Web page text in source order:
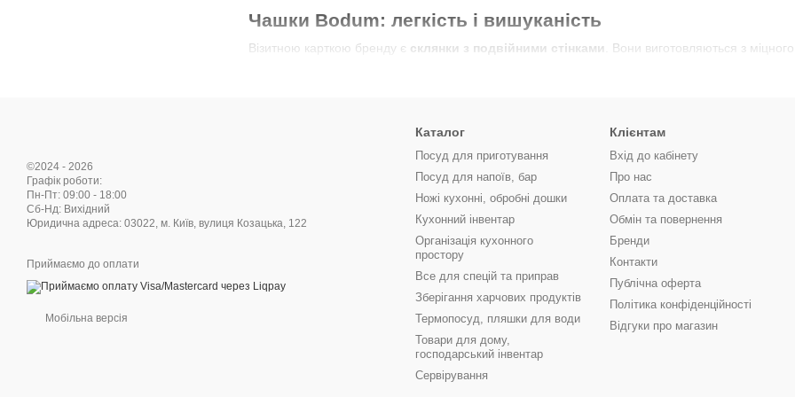
Чашки Bodum: легкість і вишуканість
Візитною карткою бренду є склянки з подвійними стінками
. Вони виготовляються з
— прозоре скло дозволяє бачити напій, що особливо ефектно під час
— попри міцність, склянки напрочуд легкі та зручні у використанні.
Bodum випускає чашки різних об’ємів: від мініатюрних для еспресо до великих для
уподобань.
Термосклянки Bodum: ідеальні супутники у місті
Активний ритм життя потребує практичних рішень. Саме тому бренд розробив серію
собою — в офіс, дорогу чи на прогулянку.
— напій довго зберігає температуру, незалежно від того,
— зручно тримати в руці, посуд не ковзає й підходить для
©2024 - 2026
Графік роботи:
Пн-Пт: 09:00 - 18:00
Cб-Нд: Вихідний
Юридична адреса: 03022, м. Київ, вулиця Козацька, 122
Приймаємо до оплати
Мобільна версія
Каталог
Посуд для приготування
Посуд для напоїв, бар
Ножі кухонні, обробні дошки
Кухонний інвентар
Організація кухонного
простору
Все для спецій та приправ
Зберігання харчових продуктів
Термопосуд, пляшки для води
Товари для дому,
господарський інвентар
Сервірування
Клієнтам
Вхід до кабінету
Про нас
Оплата та доставка
Обмін та повернення
Бренди
Контакти
Публічна оферта
Політика конфіденційності
Відгуки про магазин